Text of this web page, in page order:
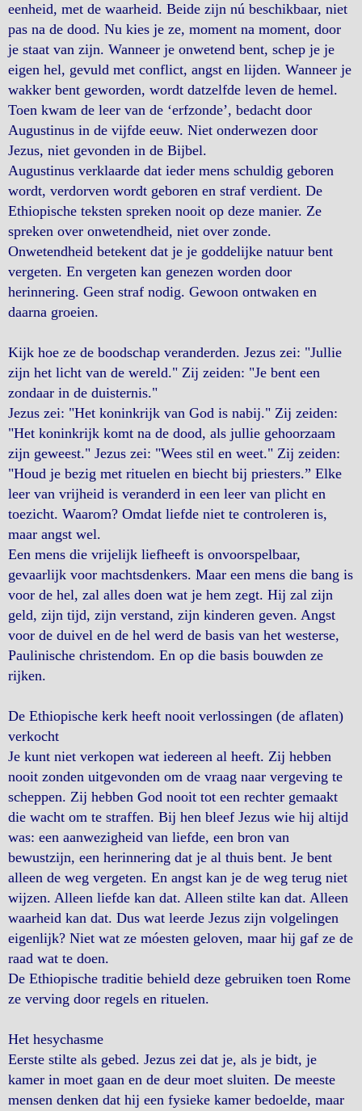
eenheid, met de waarheid. Beide zijn nú beschikbaar, niet
pas na de dood. Nu kies je ze, moment na moment, door
je staat van zijn. Wanneer je onwetend bent, schep je je
eigen hel, gevuld met conflict, angst en lijden. Wanneer je
wakker bent geworden, wordt datzelfde leven de hemel.
Toen kwam de leer van de ‘erfzonde’, bedacht door
Augustinus in de vijfde eeuw. Niet onderwezen door
Jezus, niet gevonden in de Bijbel.
Augustinus verklaarde dat ieder mens schuldig geboren
wordt, verdorven wordt geboren en straf verdient. De
Ethiopische teksten spreken nooit op deze manier. Ze
spreken over onwetendheid, niet over zonde.
Onwetendheid betekent dat je je goddelijke natuur bent
vergeten. En vergeten kan genezen worden door
herinnering. Geen straf nodig. Gewoon ontwaken en
daarna groeien.
Kijk hoe ze de boodschap veranderden. Jezus zei: "Jullie
zijn het licht van de wereld." Zij zeiden: "Je bent een
zondaar in de duisternis."
Jezus zei: "Het koninkrijk van God is nabij." Zij zeiden:
"Het koninkrijk komt na de dood, als jullie gehoorzaam
zijn geweest." Jezus zei: "Wees stil en weet." Zij zeiden:
"Houd je bezig met rituelen en biecht bij priesters.” Elke
leer van vrijheid is veranderd in een leer van plicht en
toezicht. Waarom? Omdat liefde niet te controleren is,
maar angst wel.
Een mens die vrijelijk liefheeft is onvoorspelbaar,
gevaarlijk voor machtsdenkers. Maar een mens die bang is
voor de hel, zal alles doen wat je hem zegt. Hij zal zijn
geld, zijn tijd, zijn verstand, zijn kinderen geven. Angst
voor de duivel en de hel werd de basis van het westerse,
Paulinische christendom. En op die basis bouwden ze
rijken.
De Ethiopische kerk heeft nooit verlossingen (de aflaten)
verkocht
Je kunt niet verkopen wat iedereen al heeft. Zij hebben
nooit zonden uitgevonden om de vraag naar vergeving te
scheppen. Zij hebben God nooit tot een rechter gemaakt
die wacht om te straffen. Bij hen bleef Jezus wie hij altijd
was: een aanwezigheid van liefde, een bron van
bewustzijn, een herinnering dat je al thuis bent. Je bent
alleen de weg vergeten. En angst kan je de weg terug niet
wijzen. Alleen liefde kan dat. Alleen stilte kan dat. Alleen
waarheid kan dat. Dus wat leerde Jezus zijn volgelingen
eigenlijk? Niet wat ze móesten geloven, maar hij gaf ze de
raad wat te doen.
De Ethiopische traditie behield deze gebruiken toen Rome
ze verving door regels en rituelen.
Het hesychasme
Eerste stilte als gebed. Jezus zei dat je, als je bidt, je
kamer in moet gaan en de deur moet sluiten. De meeste
mensen denken dat hij een fysieke kamer bedoelde, maar